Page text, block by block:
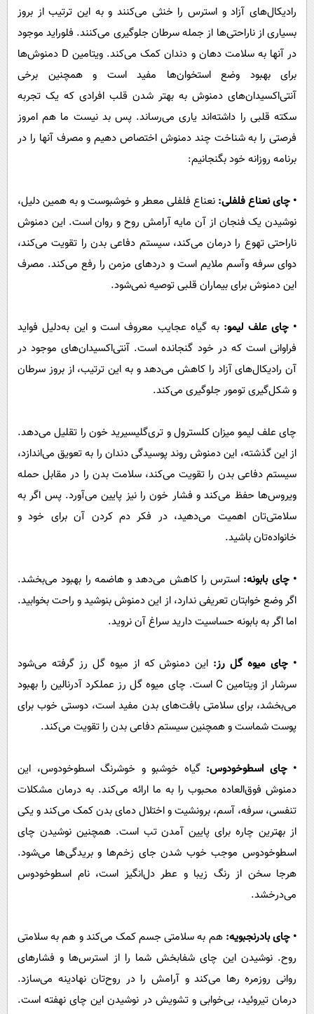
رادیکال‌های آزاد و استرس را خنثی می‌کنند و به این ترتیب از بروز
بسیاری از ناراحتی‌ها از جمله سرطان جلوگیری می‌کنند. فلوراید موجود
در آنها به سلامت دهان و دندان کمک می‌کند. ویتامین D دمنوش‌ها
برای بهبود وضع استخوان‌ها مفید است و همچنین برخی
آنتی‌اکسیدان‌های دمنوش به بهتر شدن قلب افرادی که یک تجربه
سکته قلبی را داشته‌اند یاری می‌رساند. پس بد نیست ما هم امروز
فرصتی را به شناخت چند دمنوش اختصاص دهیم و مصرف آنها را در
برنامه روزانه خود بگنجانیم:
• چای نعناع فلفلی: نعناع فلفلی معطر و خوشبوست و به همین دلیل،
نوشیدن یک فنجان از آن مایه آرامش روح و روان است. این دمنوش
ناراحتی تهوع را درمان می‌کند، سیستم دفاعی بدن را تقویت می‌کند،
دوای سرفه وآسم ملایم است و دردهای مزمن را رفع می‌کند. مصرف
این دمنوش برای بیماران قلبی توصیه نمی‌شود.
• چای علف لیمو: به گیاه عجایب معروف است و این به‌دلیل فواید
فراوانی است که در خود گنجانده است. آنتی‌اکسیدان‌های موجود در
آن رادیکال‌های آزاد را کاهش می‌دهد و به این ترتیب، از بروز سرطان
و شکل‌گیری تومور جلوگیری می‌کند.
چای علف لیمو میزان کلسترول و تری‌گلیسیرید خون را تقلیل می‌دهد.
از این گذشته، این دمنوش روند پوسیدگی دندان را به تعویق می‌اندازد،
سیستم دفاعی بدن را تقویت می‌کند، سلامت بدن را در مقابل حمله
ویروس‌ها حفظ می‌کند و فشار خون را نیز پایین می‌آورد. پس اگر به
سلامتی‌تان اهمیت می‌دهید، در فکر دم کردن آن برای خود و
خانواده‌تان باشید.
• چای بابونه: استرس را کاهش می‌دهد و‌ هاضمه را بهبود می‌بخشد.
اگر وضع خوابتان تعریفی ندارد، از این دمنوش بنوشید و راحت بخوابید.
اما اگر به بابونه حساسیت دارید سراغ آن نروید.
• چای میوه گل رز: این دمنوش که از میوه گل رز گرفته می‌شود
سرشار از ویتامین C است. چای میوه گل رز عملکرد آدرنالین را بهبود
می‌بخشد، برای سلامتی بافت‌های بدن مفید است، دوستی خوب برای
پوست شماست و همچنین سیستم دفاعی بدن را تقویت می‌کند.
• چای اسطوخودوس: گیاه خوشبو و خوشرنگ اسطوخودوس، این
دمنوش فوق‌العاده محبوب را به ما ارائه می‌کند. به درمان مشکلات
تنفسی، سرفه، آسم، برونشیت و اختلال دمای بدن کمک می‌کند و یکی
از بهترین چاره برای پایین آمدن تب است. همچنین نوشیدن چای
اسطوخودوس موجب خوب شدن جای زخم‌ها و بریدگی‌ها می‌شود.
هرجا سخن از رنگ زیبا و عطر دل‌انگیز است، نام اسطوخودوس
می‌درخشد.
• چای بادرنجبویه: هم به سلامتی جسم کمک می‌کند و هم به سلامتی
روح. نوشیدن این چای شفابخش شما را از استرس‌ها و فشارهای
روانی روزمره رها می‌کند و آرامش را در روح‌تان نهادینه می‌سازد.
درمان تیروئید، بی‌خوابی و تشویش در نوشیدن این چای نهفته است.